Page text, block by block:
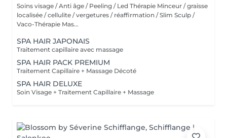
Soins visage / Anti âge / Peeling / Led Thérapie Minceur / graisse
localisée / cellulite / vergetures / réaffirmation / Slim Sculp /
Vaco-Thérapie Mas...
SPA HAIR JAPONAIS
Traitement capillaire avec massage
SPA HAIR PACK PREMIUM
Traitement Capillaire + Massage Décoté
SPA HAIR DELUXE
Soin Visage + Traitement Capillaire + Massage